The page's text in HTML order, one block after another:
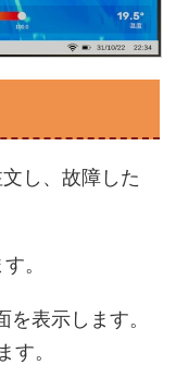
し、故障した
。
表示します。
す。